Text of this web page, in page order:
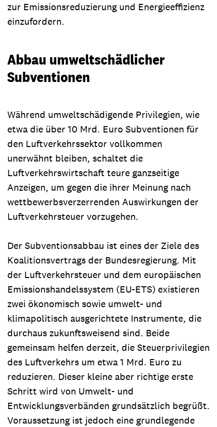
zur Emissionsreduzierung und Energieeffizienz
einzufordern.
Abbau umweltschädlicher
Subventionen
Während umweltschädigende Privilegien, wie
etwa die über 10 Mrd. Euro Subventionen für
den Luftverkehrssektor vollkommen
unerwähnt bleiben, schaltet die
Luftverkehrswirtschaft teure ganzseitige
Anzeigen, um gegen die ihrer Meinung nach
wettbewerbsverzerrenden Auswirkungen der
Luftverkehrsteuer vorzugehen.
Der Subventionsabbau ist eines der Ziele des
Koalitionsvertrags der Bundesregierung. Mit
der Luftverkehrsteuer und dem europäischen
Emissionshandelssystem (EU-ETS) existieren
zwei ökonomisch sowie umwelt- und
klimapolitisch ausgerichtete Instrumente, die
durchaus zukunftsweisend sind. Beide
gemeinsam helfen derzeit, die Steuerprivilegien
des Luftverkehrs um etwa 1 Mrd. Euro zu
reduzieren. Dieser kleine aber richtige erste
Schritt wird von Umwelt- und
Entwicklungsverbänden grundsätzlich begrüßt.
Voraussetzung ist jedoch eine grundlegende